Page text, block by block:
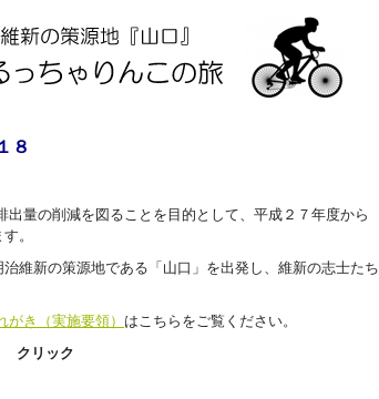
８
量の削減を図ることを目的として、平成２７年度から
。
維新の策源地である「山口」を出発し、維新の志士たち
がき（実施要領） はこちらをご覧ください。
クリック